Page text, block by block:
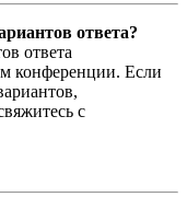
ответа?
ответа
конференции. Если
с